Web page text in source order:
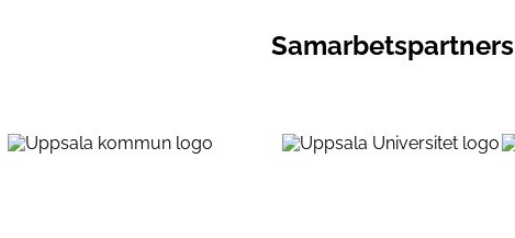
Samarbetspartners